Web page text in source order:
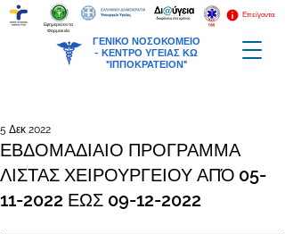
ΓΕΝΙΚΟ ΝΟΣΟΚΟΜΕΙΟ
- ΚΕΝΤΡΟ ΥΓΕΙΑΣ ΚΩ
"ΙΠΠΟΚΡΑΤΕΙΟΝ"
Επείγοντα
Εφημερεύοντα
Φαρμακεία
ΕΒΔΟΜΑΔΙΑΙΟ ΠΡΟΓΡΑΜΜΑ
ΛΙΣΤΑΣ ΧΕΙΡΟΥΡΓΕΙΟΥ ΑΠΌ 05-
11-2022 ΕΩΣ 09-12-2022
5 Δεκ 2022